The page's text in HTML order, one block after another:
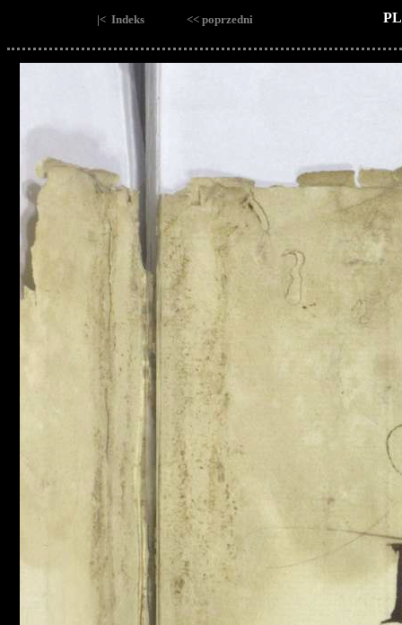
|< Indeks << poprzedni